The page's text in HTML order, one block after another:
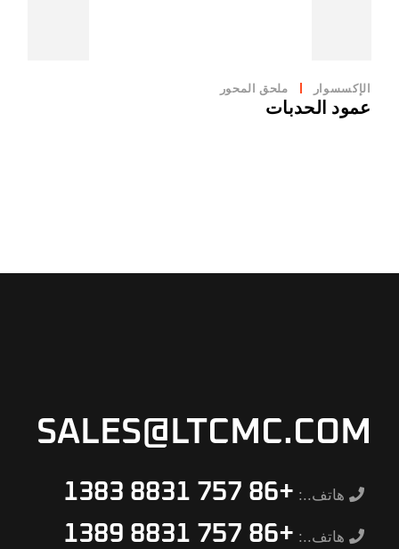
الإكسسوار ملحق المحور
عمود الحدبات
SALES@LTCMC.COM
هاتف..: +86 757 8831 1383
هاتف..: +86 757 8831 1389